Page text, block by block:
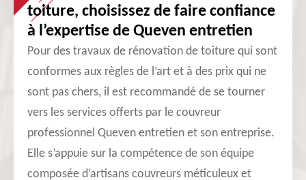
toiture, choisissez de faire confiance
à l’expertise de Queven entretien
Pour des travaux de rénovation de toiture qui sont
conformes aux règles de l’art et à des prix qui ne
sont pas chers, il est recommandé de se tourner
vers les services offerts par le couvreur
professionnel Queven entretien et son entreprise.
Elle s’appuie sur la compétence de son équipe
composée d’artisans couvreurs méticuleux et